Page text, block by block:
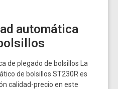
automática
de plegado de bolsillos La
de bolsillos ST230R es
calidad-precio en este